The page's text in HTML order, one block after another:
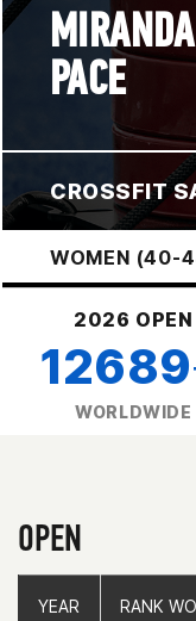
MIRANDA
PACE
CROSSFIT
WOMEN (40-
2026 OPEN
12689
WORLDWIDE
OPEN
YEAR RANK
YEAR RANK